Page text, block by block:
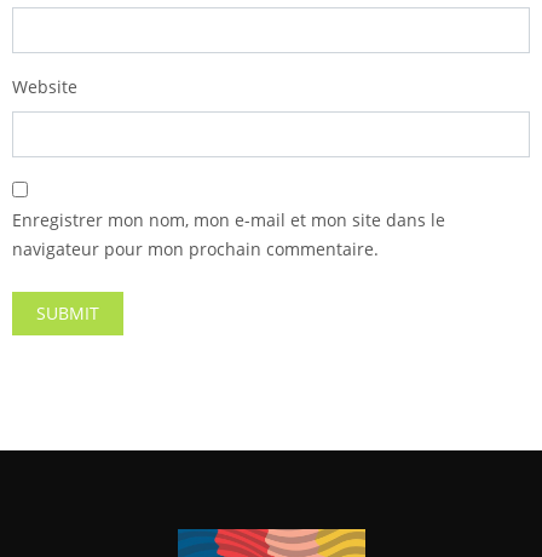
Website
Enregistrer mon nom, mon e-mail et mon site dans le
navigateur pour mon prochain commentaire.